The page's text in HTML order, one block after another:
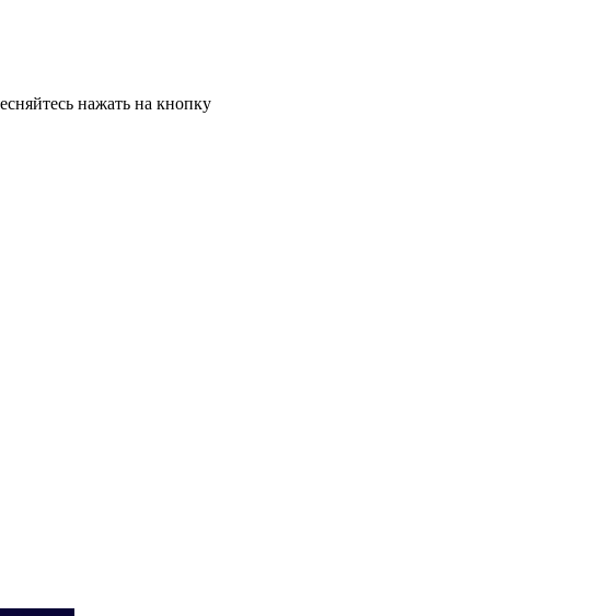
нажать на кнопку